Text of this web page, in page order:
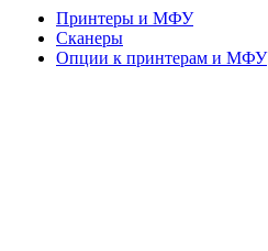
Принтеры и МФУ
Сканеры
Опции к принтерам и МФУ